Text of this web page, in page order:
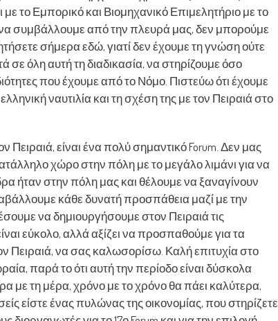
το Εμπορικό και Βιομηχανικό Επιμελητήριο με το
συμβάλλουμε από την πλευρά μας, δεν μπορούμε
σήμερα εδώ, γιατί δεν έχουμε τη γνώση ούτε
σε όλη αυτή τη διαδικασία, να στηρίζουμε όσο
που έχουμε από το Νόμο. Πιστεύω ότι έχουμε
ναυτιλία και τη σχέση της με τον Πειραιά στο
Πειραιά, είναι ένα πολύ σημαντικό Forum. Δεν μας
χώρο στην πόλη με το μεγάλο λιμάνι για να
ήταν στην πόλη μας και θέλουμε να ξαναγίνουν
κάθε δυνατή προσπάθεια μαζί με την
να δημιουργήσουμε στον Πειραιά τις
εύκολο, αλλά αξίζει να προσπαθούμε για τα
να σας καλωσορίσω. Καλή επιτυχία στο
παρά το ότι αυτή την περίοδο είναι δύσκολα
με τη μέρα, χρόνο με το χρόνο θα πάει καλύτερα,
είστε ένας πυλώνας της οικονομίας, που στηρίζετε